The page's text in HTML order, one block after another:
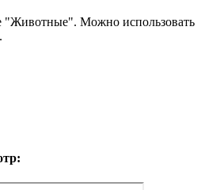
"Животные". Можно использовать